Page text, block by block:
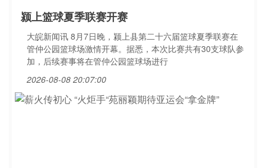
颍上篮球夏季联赛开赛
大皖新闻讯 8月7日晚，颍上县第二十六届篮球夏季联赛在
管仲公园篮球场激情开幕。据悉，本次比赛共有30支球队参
加，后续赛事将在管仲公园篮球场进行
2026-08-08 20:07:00